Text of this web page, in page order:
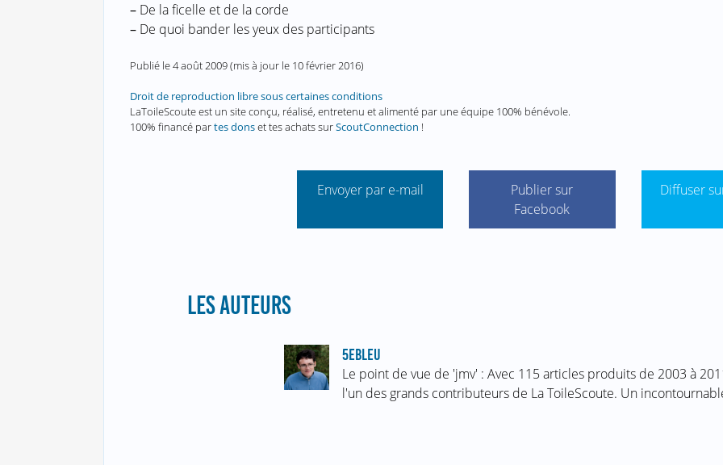
–De la ficelle et de la corde
–De quoi bander les yeux des participants
Publié le4 août 2009(mis à jour le 10 février 2016)
Droit de reproduction libre sous certaines conditions
LaToileScoute est un site conçu, réalisé, entretenu et alimenté par une équipe 100% bénévole.
100% financé partes donset tes achats surScoutConnection !
Envoyer par e-mail
Publier sur
Facebook
Diffuser
LES AUTEURS
5EBLEU
Le point de vue de 'jmv' : Avec 115 articles produits de 2003 à
l'un des grands contributeurs de La ToileScoute. Un